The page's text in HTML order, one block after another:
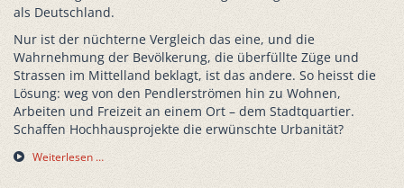
als Deutschland.
Nur ist der nüchterne Vergleich das eine, und die
Wahrnehmung der Bevölkerung, die überfüllte Züge und
Strassen im Mittelland beklagt, ist das andere. So heisst die
Lösung: weg von den Pendlerströmen hin zu Wohnen,
Arbeiten und Freizeit an einem Ort – dem Stadtquartier.
Schaffen Hochhausprojekte die erwünschte Urbanität?
Weiterlesen …